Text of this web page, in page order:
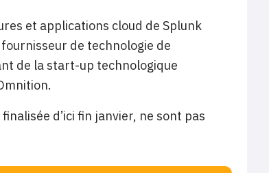
et applications cloud de Splunk
de technologie de
de la start-up technologique
d’ici fin janvier, ne sont pas